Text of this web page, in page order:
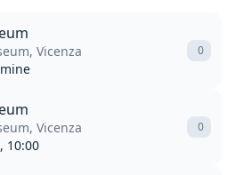
Vicenza
0
Vicenza
10:00
0